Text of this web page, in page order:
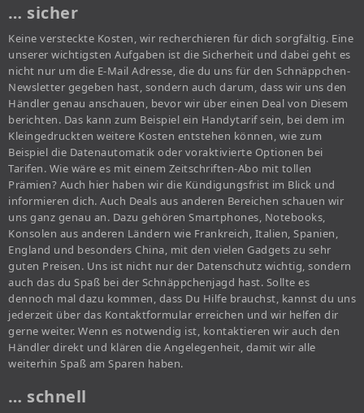
… sicher
Keine versteckte Kosten, wir recherchieren für dich sorgfältig. Eine
unserer wichtigsten Aufgaben ist die Sicherheit und dabei geht es
nicht nur um die E-Mail Adresse, die du uns für den Schnäppchen-
Newsletter gegeben hast, sondern auch darum, dass wir uns den
Händler genau anschauen, bevor wir über einen Deal von Diesem
berichten. Das kann zum Beispiel ein Handytarif sein, bei dem im
Kleingedruckten weitere Kosten entstehen können, wie zum
Beispiel die Datenautomatik oder voraktivierte Optionen bei
Tarifen. Wie wäre es mit einem Zeitschriften-Abo mit tollen
Prämien? Auch hier haben wir die Kündigungsfrist im Blick und
informieren dich. Auch Deals aus anderen Bereichen schauen wir
uns ganz genau an. Dazu gehören Smartphones, Notebooks,
Konsolen aus anderen Ländern wie Frankreich, Italien, Spanien,
England und besonders China, mit den vielen Gadgets zu sehr
guten Preisen. Uns ist nicht nur der Datenschutz wichtig, sondern
auch das du Spaß bei der Schnäppchenjagd hast. Sollte es
dennoch mal dazu kommen, dass Du Hilfe brauchst, kannst du uns
jederzeit über das Kontaktformular erreichen und wir helfen dir
gerne weiter. Wenn es notwendig ist, kontaktieren wir auch den
Händler direkt und klären die Angelegenheit, damit wir alle
weiterhin Spaß am Sparen haben.
… schnell